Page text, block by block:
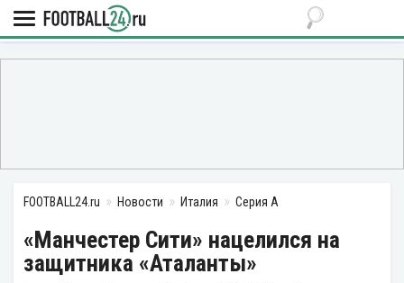
FOOTBALL24.ru Новости Италия Серия А
«Манчестер Сити» нацелился на
защитника «Аталанты»